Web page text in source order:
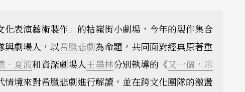
表演藝術製作」的牯嶺街小劇場，今年的製作集合
與劇場人，以希臘悲劇為命題，共同面對經典原著重
．夏波和資深劇場人王墨林分別執導的《又一個，米
情境來對希臘悲劇進行解讀，並在跨文化團隊的激盪